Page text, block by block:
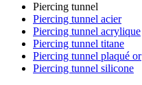
Piercing tunnel
Piercing tunnel acier
Piercing tunnel acrylique
Piercing tunnel titane
Piercing tunnel plaqué or
Piercing tunnel silicone